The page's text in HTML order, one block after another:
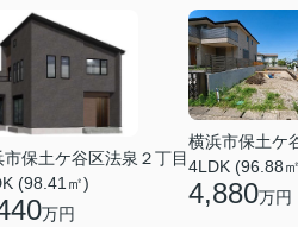
市保土ケ谷区法泉２丁目
(98.41㎡)
万円
横浜市保土ケ
4LDK (96.88
4,880万円